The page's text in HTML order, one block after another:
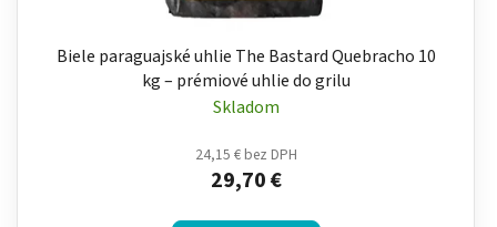
Biele paraguajské uhlie The Bastard Quebracho 10
kg – prémiové uhlie do grilu
Skladom
24,15 € bez DPH
29,70 €